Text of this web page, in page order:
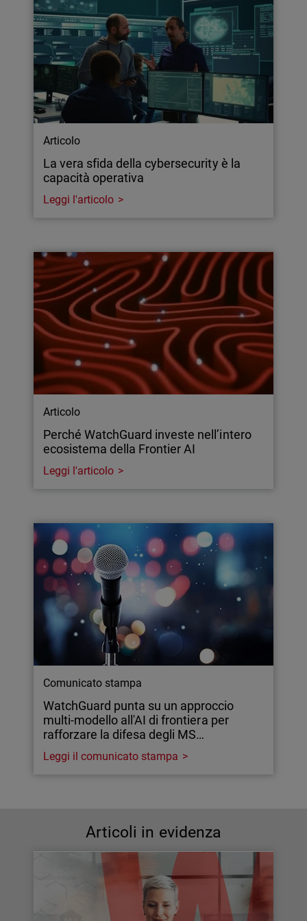
Articolo
La vera sfida della cybersecurity è la
capacità operativa
Leggi l'articolo
Articolo
Perché WatchGuard investe nell’intero
ecosistema della Frontier AI
Leggi l'articolo
Comunicato stampa
WatchGuard punta su un approccio
multi-modello all'AI di frontiera per
rafforzare la difesa degli MS…
Leggi il comunicato stampa
Articoli in evidenza